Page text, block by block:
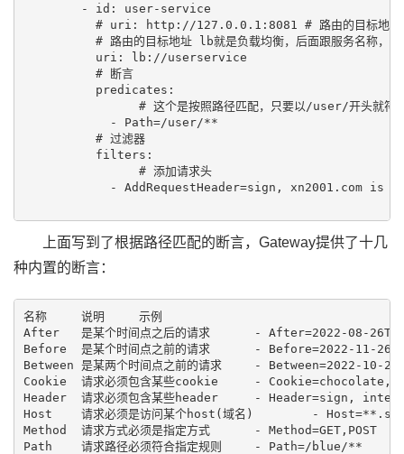
        - id: user-service
# uri: http://127.0.0.1:8081 # 路由的目标地址
# 路由的目标地址 lb就是负载均衡，后面跟服务名称，
          uri: lb://userservice
          # 断言
          predicates:
            - Path=/user/**
          # 过滤器
          filters:
- AddRequestHeader=sign, xn2001.com is
上面写到了根据路径匹配的断言，Gateway提供了十几
种内置的断言：
名称	说明	示例
After	是某个时间点之后的请求	- After=2022-08-26T18:34:10.475+08:00[Asia/Shanghai]
Before	是某个时间点之前的请求	- Before=2022-11-26T18:34:10.475+08:00[Asia/Shanghai]
Between	是某两个时间点之前的请求	- Between=2022-10-26T18:35:15.093+08:00[Asia/Shanghai], 2022-11-26T18:35:15.093+08:00[Asia/Shanghai]
Cookie	请求必须包含某些cookie	- Cookie=chocolate, ch.p
Header	请求必须包含某些header	- Header=sign, internal
Host	请求必须是访问某个host(域名)	- Host=**.somehost.org, **.anotherhost.org
Method	请求方式必须是指定方式	- Method=GET,POST
Path	请求路径必须符合指定规则	- Path=/blue/**